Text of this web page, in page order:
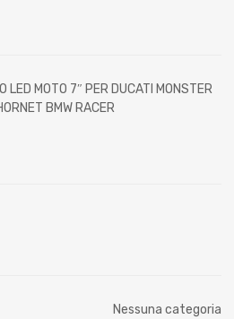
LED MOTO 7″ PER DUCATI MONSTER
BMW RACER
Nessuna categoria